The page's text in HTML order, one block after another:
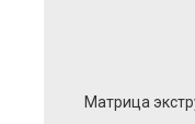
Матрица